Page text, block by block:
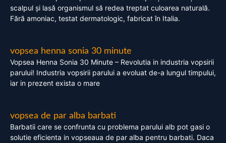
scalpul și lasă organismul să redea treptat culoarea naturală.
Fără amoniac, testat dermatologic, fabricat în Italia.
vopsea henna sonia 30 minute
Vopsea Henna Sonia 30 Minute – Revolutia in industria vopsirii
parului! Industria vopsirii parului a evoluat de-a lungul timpului,
iar in prezent exista o mare
vopsea de par alba barbati
Barbatii care se confrunta cu problema parului alb pot gasi o
solutie eficienta in vopseaua de par alba pentru barbati. Daca